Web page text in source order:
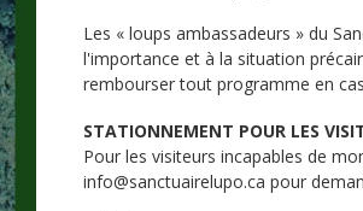
Les « loups ambassadeurs » du
l'importance et à la situation
rembourser tout programme en
STATIONNEMENT POUR LES
Pour les visiteurs incapables de
info@sanctuairelupo.ca pour